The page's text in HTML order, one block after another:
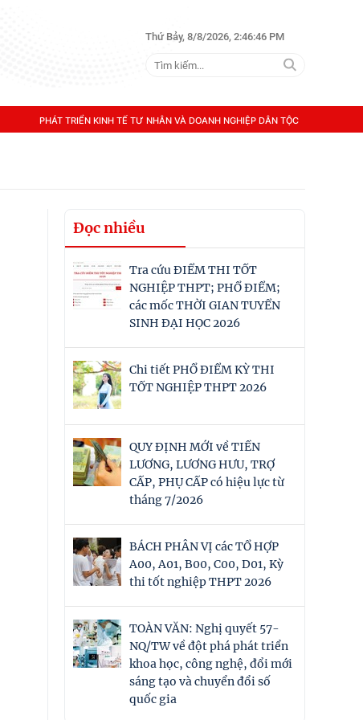
Thứ Bảy, 8/8/2026, 2:46:46 PM
PHÁT TRIỂN KINH TẾ TƯ NHÂN VÀ DOANH NGHIỆP DÂN TỘC
Đọc nhiều
Tra cứu ĐIỂM THI TỐT
NGHIỆP THPT; PHỔ ĐIỂM;
các mốc THỜI GIAN TUYỂN
SINH ĐẠI HỌC 2026
Chi tiết PHỔ ĐIỂM KỲ THI
TỐT NGHIỆP THPT 2026
QUY ĐỊNH MỚI về TIỀN
LƯƠNG, LƯƠNG HƯU, TRỢ
CẤP, PHỤ CẤP có hiệu lực từ
tháng 7/2026
BÁCH PHÂN VỊ các TỔ HỢP
A00, A01, B00, C00, D01, Kỳ
thi tốt nghiệp THPT 2026
TOÀN VĂN: Nghị quyết 57-
NQ/TW về đột phá phát triển
khoa học, công nghệ, đổi mới
sáng tạo và chuyển đổi số
quốc gia